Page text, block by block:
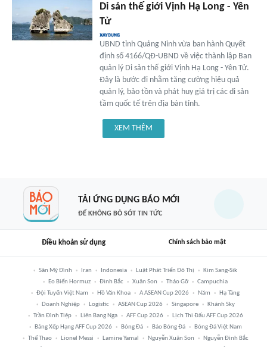
Di sản thế giới Vịnh Hạ Long - Yên
Tử
UBND tỉnh Quảng Ninh vừa ban hành Quyết
định số 4166/QĐ-UBND về việc thành lập Ban
quản lý Di sản thế giới Vịnh Hạ Long - Yên Tử.
Đây là bước đi nhằm tăng cường hiệu quả
quản lý, bảo tồn và phát huy giá trị các di sản
tầm quốc tế trên địa bàn tỉnh.
XEM THÊM
TẢI ỨNG DỤNG BÁO MỚI
ĐỂ KHÔNG BỎ SÓT TIN TỨC
Điều khoản sử dụng Chính sách bảo mật
Sân Mỹ Đình Iran Indonesia Luật Phát Triển Đô Thị
Kim Sang-Sik
Eo Biển Hormuz
Đình Bắc Xuân Son Tháo Gỡ
Campuchia
Đội Tuyển Việt Nam
Hồ Văn Khoa A ASEAN Cup 2026 Năm
Hạ Tầng
Doanh Nghiệp
Logistic ASEAN Cup 2026 Singapore
Khánh Sky
Trần Đình Tiệp
Liên Bang Nga AFF Cup 2026
Lịch Thi Đấu AFF Cup 2026
Bảng Xếp Hạng AFF Cup 2026
Bóng Đá Báo Bóng Đá
Bóng Đá Việt Nam
Thể Thao
Lionel Messi Lamine Yamal Nguyễn Xuân Son
Nguyễn Đình Bắc